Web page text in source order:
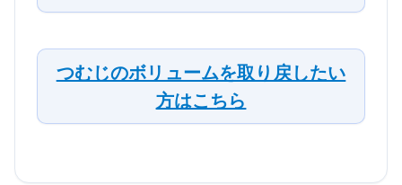
つむじのボリュームを取り戻したい
方はこちら